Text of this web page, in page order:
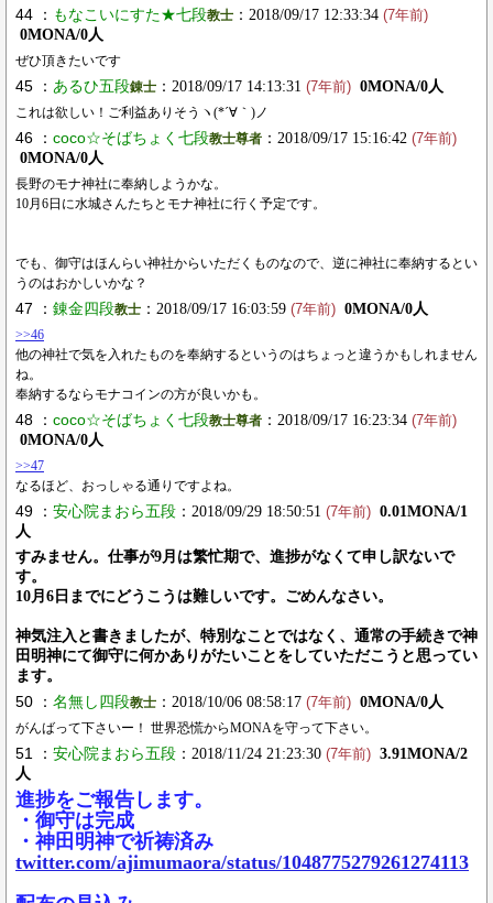
44 ： もなこいにすた★七段教士 ：2018/09/17 12:33:34 (7年前)
0MONA/0人
ぜひ頂きたいです
45 ： あるひ五段錬士 ：2018/09/17 14:13:31 (7年前) 0MONA/0人
これは欲しい！ご利益ありそうヽ(*´∀｀)ノ
46 ： coco☆そばちょく七段教士尊者 ：2018/09/17 15:16:42 (7年前)
0MONA/0人
長野のモナ神社に奉納しようかな。
10月6日に水城さんたちとモナ神社に行く予定です。
でも、御守はほんらい神社からいただくものなので、逆に神社に奉納するとい
うのはおかしいかな？
47 ： 錬金四段教士 ：2018/09/17 16:03:59 (7年前) 0MONA/0人
>>46
他の神社で気を入れたものを奉納するというのはちょっと違うかもしれません
ね。
奉納するならモナコインの方が良いかも。
48 ： coco☆そばちょく七段教士尊者 ：2018/09/17 16:23:34 (7年前)
0MONA/0人
>>47
なるほど、おっしゃる通りですよね。
49 ： 安心院まおら五段 ：2018/09/29 18:50:51 (7年前) 0.01MONA/1
人
すみません。仕事が9月は繁忙期で、進捗がなくて申し訳ないで
す。
10月6日までにどうこうは難しいです。ごめんなさい。
神気注入と書きましたが、特別なことではなく、通常の手続きで神
田明神にて御守に何かありがたいことをしていただこうと思ってい
ます。
50 ： 名無し四段教士 ：2018/10/06 08:58:17 (7年前) 0MONA/0人
がんばって下さいー！ 世界恐慌からMONAを守って下さい。
51 ： 安心院まおら五段 ：2018/11/24 21:23:30 (7年前) 3.91MONA/2
人
進捗をご報告します。
・御守は完成
・神田明神で祈祷済み
twitter.com/ajimumaora/status/1048775279261274113